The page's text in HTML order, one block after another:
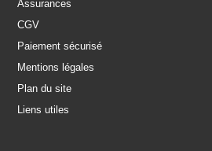
Assurances
CGV
Paiement sécurisé
Mentions légales
Plan du site
Liens utiles